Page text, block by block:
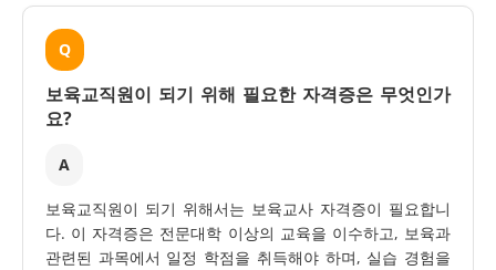
Q
보육교직원이 되기 위해 필요한 자격증은 무엇인가
요?
A
보육교직원이 되기 위해서는 보육교사 자격증이 필요합니
다. 이 자격증은 전문대학 이상의 교육을 이수하고, 보육과
관련된 과목에서 일정 학점을 취득해야 하며, 실습 경험을